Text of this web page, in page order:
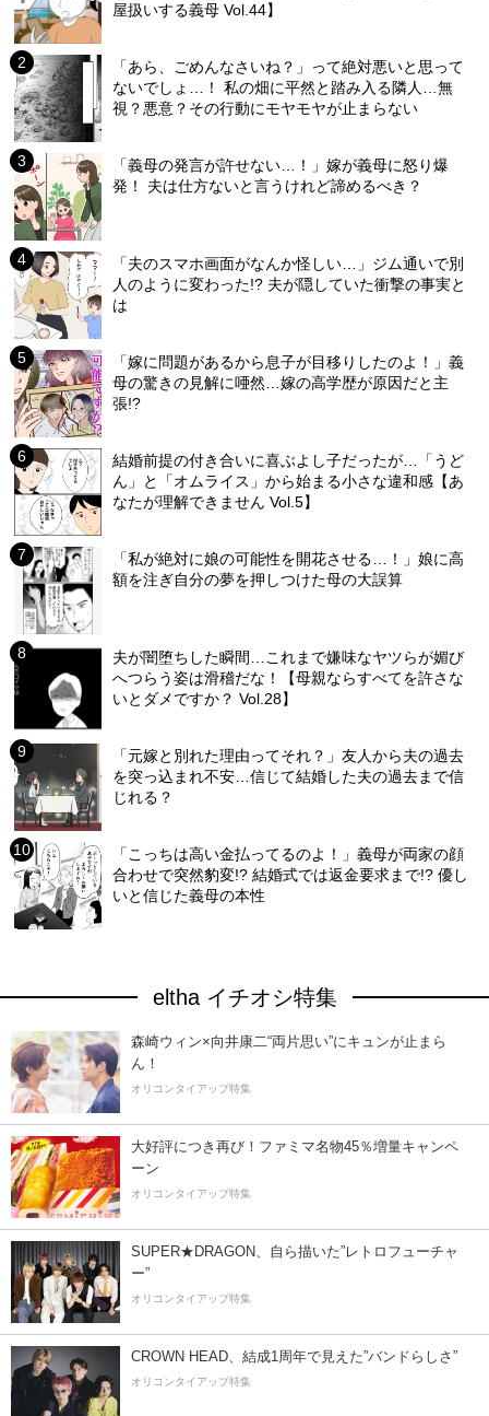
屋扱いする義母 Vol.44】
「あら、ごめんなさいね？」って絶対悪いと思って
ないでしょ…！ 私の畑に平然と踏み入る隣人…無
視？悪意？その行動にモヤモヤが止まらない
「義母の発言が許せない…！」嫁が義母に怒り爆
発！ 夫は仕方ないと言うけれど諦めるべき？
「夫のスマホ画面がなんか怪しい…」ジム通いで別
人のように変わった!? 夫が隠していた衝撃の事実と
は
「嫁に問題があるから息子が目移りしたのよ！」義
母の驚きの見解に唖然…嫁の高学歴が原因だと主
張!?
結婚前提の付き合いに喜ぶよし子だったが…「うど
ん」と「オムライス」から始まる小さな違和感【あ
なたが理解できません Vol.5】
「私が絶対に娘の可能性を開花させる…！」娘に高
額を注ぎ自分の夢を押しつけた母の大誤算
夫が闇堕ちした瞬間…これまで嫌味なヤツらが媚び
へつらう姿は滑稽だな！【母親ならすべてを許さな
いとダメですか？ Vol.28】
「元嫁と別れた理由ってそれ？」友人から夫の過去
を突っ込まれ不安…信じて結婚した夫の過去まで信
じれる？
「こっちは高い金払ってるのよ！」義母が両家の顔
合わせで突然豹変!? 結婚式では返金要求まで!? 優し
いと信じた義母の本性
eltha イチオシ特集
森崎ウィン×向井康二“両片思い”にキュンが止まら
ん！
オリコンタイアップ特集
大好評につき再び！ファミマ名物45％増量キャンペ
ーン
オリコンタイアップ特集
SUPER★DRAGON、自ら描いた”レトロフューチャ
ー”
オリコンタイアップ特集
CROWN HEAD、結成1周年で見えた”バンドらしさ”
オリコンタイアップ特集